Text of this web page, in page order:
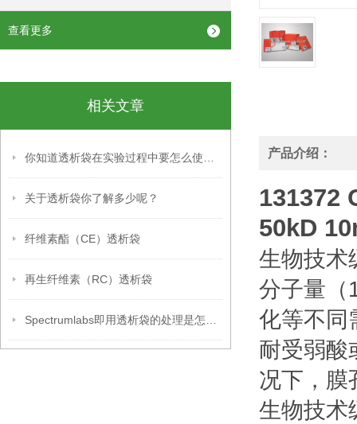
查看更多
相关文章
关于透析袋你了解多少呢？
纤维素酯（CE）透析袋
再生纤维素（RC）透析袋
产品介绍：
131372
50kD
生物技术
分子量（
化等不同
耐受弱酸
况下，膜
生物技术